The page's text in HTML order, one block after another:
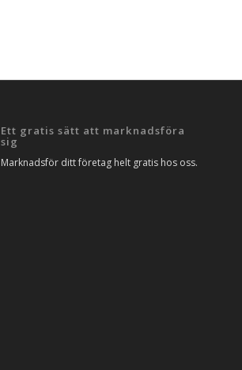
Ett gratis sätt att marknadsföra
sig
Marknadsför ditt företag helt gratis hos oss.